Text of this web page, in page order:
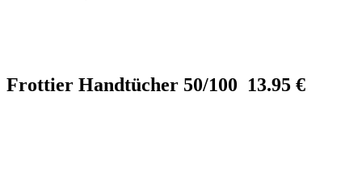
Frottier Handtücher 50/100 13.95 €